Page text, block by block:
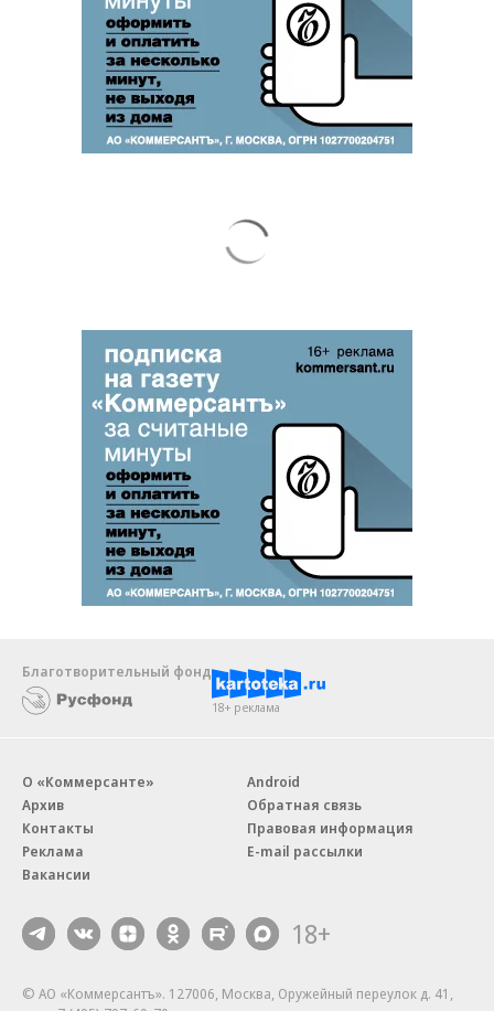
Благотворительный фонд
18+ реклама
О «Коммерсанте»
Архив
Контакты
Реклама
Вакансии
Android
Обратная связь
Правовая информация
E-mail рассылки
18+
© АО «Коммерсантъ». 127006, Москва, Оружейный переулок д. 41,